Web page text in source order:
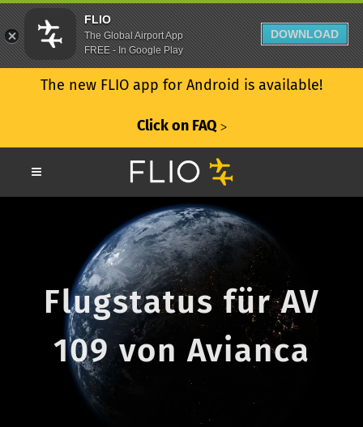
The new FLIO app for Android is available!
Click on FAQ ᐳ
Flugstatus für AV
109 von Avianca
FLIO
The Global Airport App
FREE - In Google Play
DOWNLOAD